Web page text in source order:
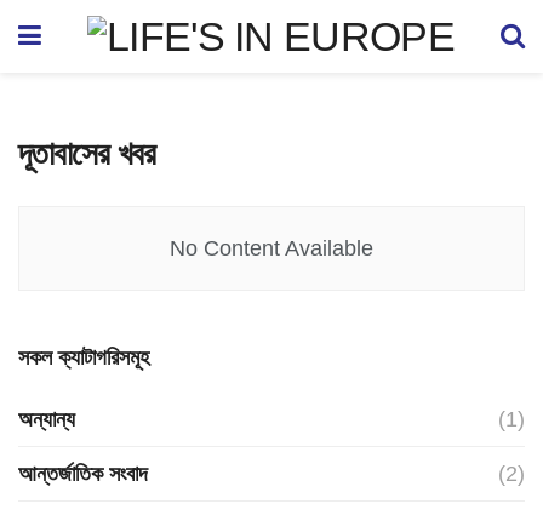
দূতাবাসের খবর
No Content Available
সকল ক্যাটাগরিসমূহ
অন্যান্য (1)
আন্তর্জাতিক সংবাদ (2)